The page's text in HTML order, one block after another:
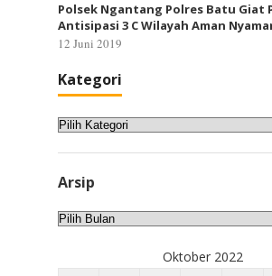
Polsek Ngantang Polres Batu Giat
Antisipasi 3 C Wilayah Aman
12 Juni 2019
Kategori
Kategori
Arsip
Arsip
Oktober 2022